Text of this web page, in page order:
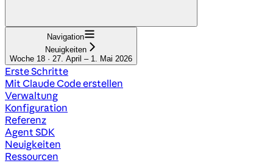
Navigation
Neuigkeiten
Woche 18 · 27. April – 1. Mai 2026
Erste Schritte
Mit Claude Code erstellen
Verwaltung
Konfiguration
Referenz
Agent SDK
Neuigkeiten
Ressourcen